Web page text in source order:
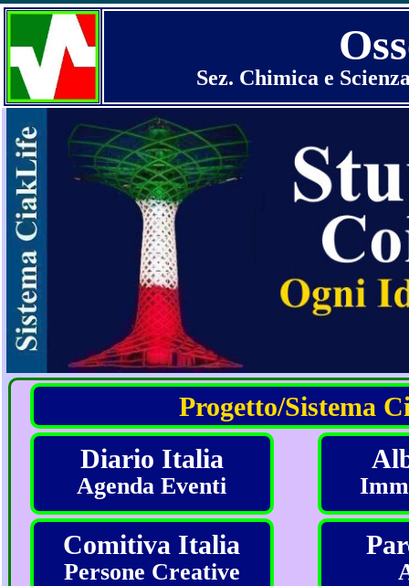
Sez. Chimica e
Progetto/Sistema
Diario Italia
Agenda Eventi
Comitiva Italia
Persone Creative